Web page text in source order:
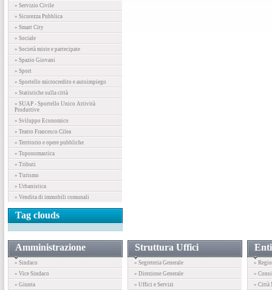
» Servizio Civile
» Sicurezza Pubblica
» Smart City
» Sociale
» Società miste e partecipate
» Spazio Giovani
» Sport
» Sportello microcredito e autoimpiego
» Statistiche sulla città
» SUAP - Sportello Unico Attività
Produttive
» Sviluppo Economico
» Teatro Francesco Cilea
» Territorio e opere pubbliche
» Toponomastica
» Tributi
» Turismo
» Urbanistica
» Vendita di immobili comunali
Tag clouds
Amministrazione
» Sindaco
» Vice Sindaco
» Giunta
Struttura Uffici
» Segreteria Generale
» Direzione Generale
» Uffici e Servizi
»
»
» Città